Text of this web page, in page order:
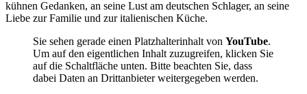
kühnen Gedanken, an seine Lust am deutschen Schlager, an seine
Liebe zur Familie und zur italienischen Küche.
Sie sehen gerade einen Platzhalterinhalt von YouTube.
Um auf den eigentlichen Inhalt zuzugreifen, klicken Sie
auf die Schaltfläche unten. Bitte beachten Sie, dass
dabei Daten an Drittanbieter weitergegeben werden.